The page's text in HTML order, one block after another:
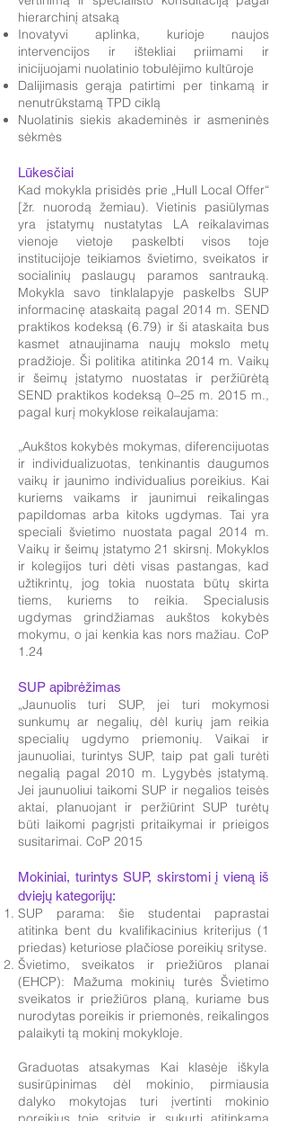
hierarchinį atsaką
Inovatyvi aplinka, kurioje naujos
intervencijos ir ištekliai priimami ir
inicijuojami nuolatinio tobulėjimo kultūroje
Dalijimasis gerąja patirtimi per tinkamą ir
nenutrūkstamą TPD ciklą
Nuolatinis siekis akademinės ir asmeninės
sėkmės
Lūkesčiai
Kad mokykla prisidės prie „Hull Local Offer“
[žr. nuorodą žemiau). Vietinis pasiūlymas
yra įstatymų nustatytas LA reikalavimas
vienoje vietoje paskelbti visos toje
institucijoje teikiamos švietimo, sveikatos ir
socialinių paslaugų paramos santrauką.
Mokykla savo tinklalapyje paskelbs SUP
informacinę ataskaitą pagal 2014 m. SEND
praktikos kodeksą (6.79) ir ši ataskaita bus
kasmet atnaujinama naujų mokslo metų
pradžioje. Ši politika atitinka 2014 m. Vaikų
ir šeimų įstatymo nuostatas ir peržiūrėtą
SEND praktikos kodeksą 0–25 m. 2015 m.,
pagal kurį mokyklose reikalaujama:
„Aukštos kokybės mokymas, diferencijuotas
ir individualizuotas, tenkinantis daugumos
vaikų ir jaunimo individualius poreikius. Kai
kuriems vaikams ir jaunimui reikalingas
papildomas arba kitoks ugdymas. Tai yra
speciali švietimo nuostata pagal 2014 m.
Vaikų ir šeimų įstatymo 21 skirsnį. Mokyklos
ir kolegijos turi dėti visas pastangas, kad
užtikrintų, jog tokia nuostata būtų skirta
tiems, kuriems to reikia. Specialusis
ugdymas grindžiamas aukštos kokybės
mokymu, o jai kenkia kas nors mažiau. CoP
1.24
SUP apibrėžimas
„Jaunuolis turi SUP, jei turi mokymosi
sunkumų ar negalių, dėl kurių jam reikia
specialių ugdymo priemonių. Vaikai ir
jaunuoliai, turintys SUP, taip pat gali turėti
negalią pagal 2010 m. Lygybės įstatymą.
Jei jaunuoliui taikomi SUP ir negalios teisės
aktai, planuojant ir peržiūrint SUP turėtų
būti laikomi pagrįsti pritaikymai ir prieigos
susitarimai. CoP 2015
Mokiniai, turintys SUP, skirstomi į vieną iš
dviejų kategorijų:
SUP parama: šie studentai paprastai
atitinka bent du kvalifikacinius kriterijus (1
priedas) keturiose plačiose poreikių srityse.
Švietimo, sveikatos ir priežiūros planai
(EHCP): Mažuma mokinių turės Švietimo
sveikatos ir priežiūros planą, kuriame bus
nurodytas poreikis ir priemonės, reikalingos
palaikyti tą mokinį mokykloje.
Graduotas atsakymas Kai klasėje iškyla
susirūpinimas dėl mokinio, pirmiausia
dalyko mokytojas turi įvertinti mokinio